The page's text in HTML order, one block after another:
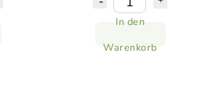
In den
Warenkorb